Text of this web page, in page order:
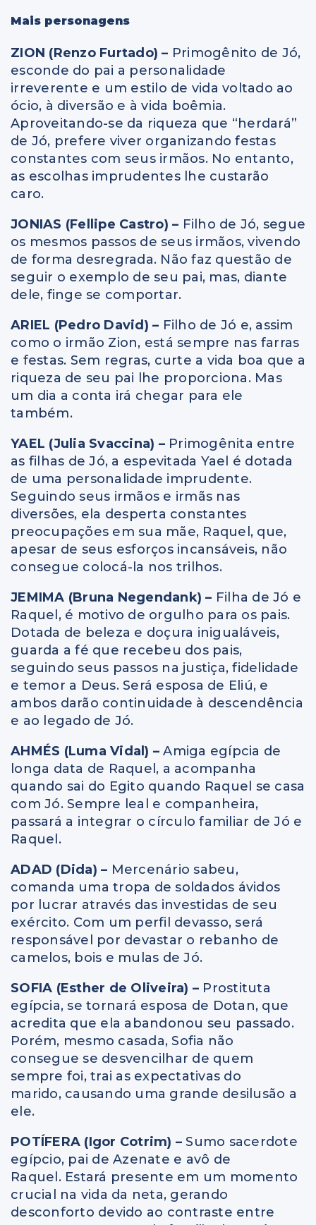
Mais personagens
ZION (Renzo Furtado) – Primogênito de Jó,
esconde do pai a personalidade
irreverente e um estilo de vida voltado ao
ócio, à diversão e à vida boêmia.
Aproveitando-se da riqueza que “herdará”
de Jó, prefere viver organizando festas
constantes com seus irmãos. No entanto,
as escolhas imprudentes lhe custarão
caro.
JONIAS (Fellipe Castro) – Filho de Jó, segue
os mesmos passos de seus irmãos, vivendo
de forma desregrada. Não faz questão de
seguir o exemplo de seu pai, mas, diante
dele, finge se comportar.
ARIEL (Pedro David) – Filho de Jó e, assim
como o irmão Zion, está sempre nas farras
e festas. Sem regras, curte a vida boa que a
riqueza de seu pai lhe proporciona. Mas
um dia a conta irá chegar para ele
também.
YAEL (Julia Svaccina) – Primogênita entre
as filhas de Jó, a espevitada Yael é dotada
de uma personalidade imprudente.
Seguindo seus irmãos e irmãs nas
diversões, ela desperta constantes
preocupações em sua mãe, Raquel, que,
apesar de seus esforços incansáveis, não
consegue colocá-la nos trilhos.
JEMIMA (Bruna Negendank) – Filha de Jó e
Raquel, é motivo de orgulho para os pais.
Dotada de beleza e doçura inigualáveis,
guarda a fé que recebeu dos pais,
seguindo seus passos na justiça, fidelidade
e temor a Deus. Será esposa de Eliú, e
ambos darão continuidade à descendência
e ao legado de Jó.
AHMÉS (Luma Vidal) –Amiga egípcia de
longa data de Raquel, a acompanha
quando sai do Egito quando Raquel se casa
com Jó. Sempre leal e companheira,
passará a integrar o círculo familiar de Jó e
Raquel.
ADAD (Dida) – Mercenário sabeu,
comanda uma tropa de soldados ávidos
por lucrar através das investidas de seu
exército. Com um perfil devasso, será
responsável por devastar o rebanho de
camelos, bois e mulas de Jó.
SOFIA (Esther de Oliveira) – Prostituta
egípcia, se tornará esposa de Dotan, que
acredita que ela abandonou seu passado.
Porém, mesmo casada, Sofia não
consegue se desvencilhar de quem
sempre foi, trai as expectativas do
marido, causando uma grande desilusão a
ele.
POTÍFERA (Igor Cotrim) –Sumo sacerdote
egípcio, pai de Azenate e avô de
Raquel. Estará presente em um momento
crucial na vida da neta, gerando
desconforto devido ao contraste entre